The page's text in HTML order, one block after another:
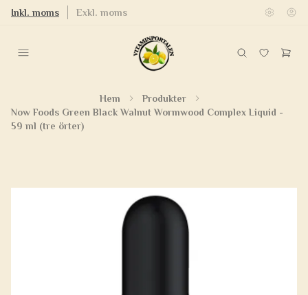
Inkl. moms Exkl. moms
Hem
Produkter
Now Foods Green Black Walnut Wormwood Complex Liquid -
59 ml (tre örter)